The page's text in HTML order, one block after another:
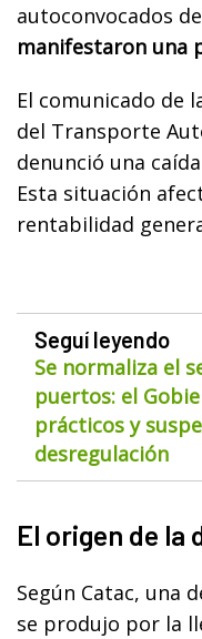
autoconvocados
manifestaron una
El comunicado de
del Transporte
denunció una
Esta situación
rentabilidad
Seguí leyendo
Se normaliza el
puertos: el
prácticos y
desregulación
El origen de la
Según Catac, una
se produjo por la